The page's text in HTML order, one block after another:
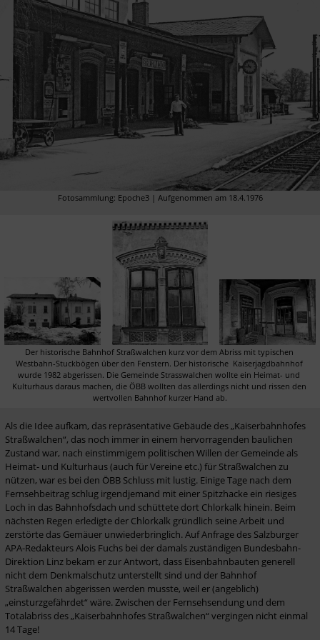
Fotosammlung: Epoche3 | Aufgenommen am 18.4.1976
Der historische Bahnhof Straßwalchen kurz vor dem Abriss mit typischen
Westbahn-Stuckbögen über den Fenstern. Der historische  Kaiserjagdbahnhof
wurde 1982 abgerissen. Die Gemeinde Strasswalchen wollte ein Heimat- und
Kulturhaus daraus machen, die ÖBB wollten das allerdings nicht und rissen den
wertvollen Bahnhof kurzer Hand ab.
Als die Idee aufkam, das repräsentative Gebäude des „Kaiserbahnhofes
Straßwalchen“, das noch immer in einem hervorragenden baulichen
Zustand war, nach einstimmigem politischen Willen der Gemeinde als
Heimat- und Kulturhaus (auch für Vereine etc.) für Straßwalchen zu
nützen, war es bei den ÖBB Schluss mit lustig. Einige Tage nach dem
Fernsehbeitrag schlug irgendjemand mit einer Spitzhacke ein riesiges
Loch in das Bahnhofsdach und schüttete dort Chlorkalk hinein. Beim
nächsten Regen erledigte der Chlorkalk gründlich seine Arbeit und
zerstörte das Gemäuer unwiederbringlich. Auf Anfrage des Salzburger
APA-Redakteurs Alois Fuchs bei der damals zuständigen Bundesbahn-
Direktion Linz bekam er zur Antwort, dass Eisenbahnbauten generell
nicht dem Denkmalschutz unterstellt sind und der Bahnhof
Straßwalchen abgerissen werden musste, weil er (angeblich)
„einsturzgefährdet“ wäre. Zwischen der Fernsehsendung und dem
Totalabriss des „Kaiserbahnhofes Straßwalchen“ vergingen nicht einmal
14 Tage!